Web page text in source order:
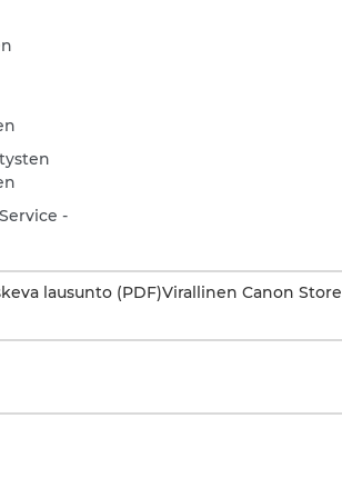
-
lausunto (PDF)Virallinen Canon Store